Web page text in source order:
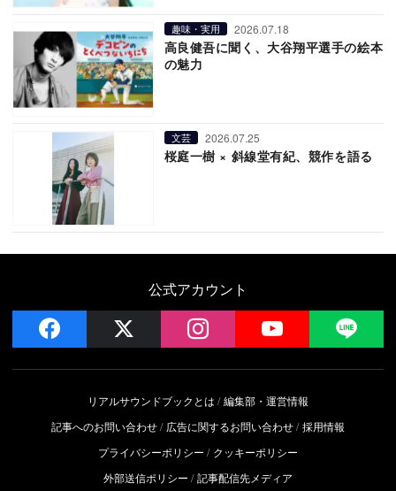
趣味・実用 2026.07.18
高良健吾に聞く、大谷翔平選手の絵本
の魅力
文芸 2026.07.25
桜庭一樹 × 斜線堂有紀、競作を語る
公式アカウント
facebook instagram YouTube
リアルサウンドブックとは
編集部・運営情報
記事へのお問い合わせ
広告に関するお問い合わせ 採用情報
プライバシーポリシー
クッキーポリシー
外部送信ポリシー
記事配信先メディア